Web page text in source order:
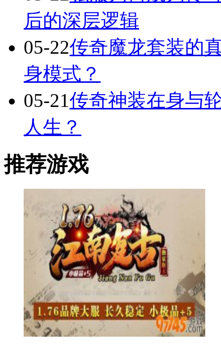
后的深层逻辑
05-22传奇魔龙套装的
身模式？
05-21传奇神装在身与
人生？
推荐游戏